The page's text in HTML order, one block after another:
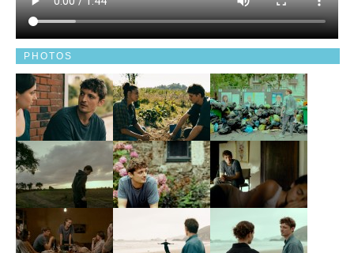
PHOTOS